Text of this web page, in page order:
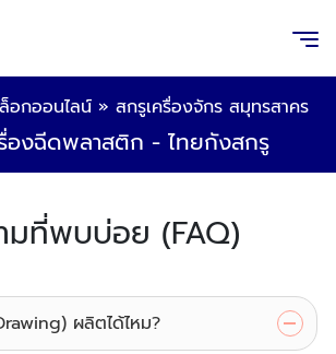
อกออนไลน์ » สกรูเครื่องจักร สมุทรสาคร
องฉีดพลาสติก - ไทยกังสกรู
มที่พบบ่อย (FAQ)
ผลิตได้ไหม?